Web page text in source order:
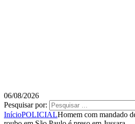
06/08/2026
Pesquisar por:
InícioPOLICIALHomem com mandado